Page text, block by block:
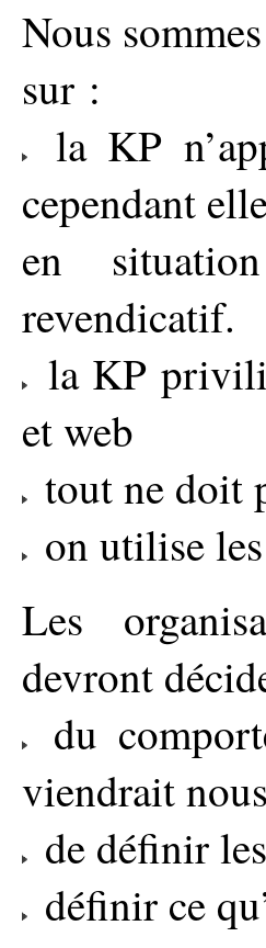
Nous
sur :
la KP
cependant
en
revendicatif.
la KP
et web
tout ne doit
on utilise
Les
devront
du
viendrait
de définir
définir ce